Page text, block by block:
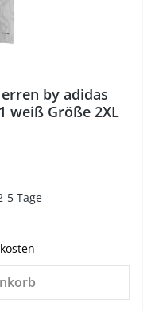
by adidas
weiß Größe 2XL
5 Tage